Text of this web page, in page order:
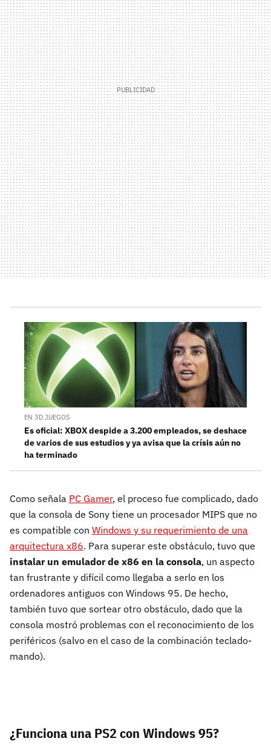
EN 3D JUEGOS
Es oficial: XBOX despide a 3.200 empleados, se deshace
de varios de sus estudios y ya avisa que la crísis aún no
ha terminado
Como señala PC Gamer, el proceso fue complicado, dado
que la consola de Sony tiene un procesador MIPS que no
es compatible con Windows y su requerimiento de una
arquitectura x86. Para superar este obstáculo, tuvo que
instalar un emulador de x86 en la consola, un aspecto
tan frustrante y difícil como llegaba a serlo en los
ordenadores antiguos con Windows 95. De hecho,
también tuvo que sortear otro obstáculo, dado que la
consola mostró problemas con el reconocimiento de los
periféricos (salvo en el caso de la combinación teclado-
mando).
¿Funciona una PS2 con Windows 95?